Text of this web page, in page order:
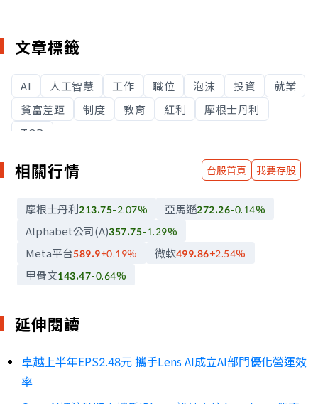
文章標籤
AI 人工智慧 工作 職位 泡沫 投資
就業
貧富差距
制度 教育 紅利
摩根士丹利
TOP
相關行情 台股首頁 我要存股
摩根士丹利213.75-2.07% 亞馬遜272.26-0.14%
Alphabet公司(A)357.75-1.29%
Meta平台589.9+0.19% 微軟499.86+2.54%
甲骨文143.47-0.64%
延伸閱讀
卓越上半年EPS2.48元 攜手Lens AI成立AI部門優化營運效
率